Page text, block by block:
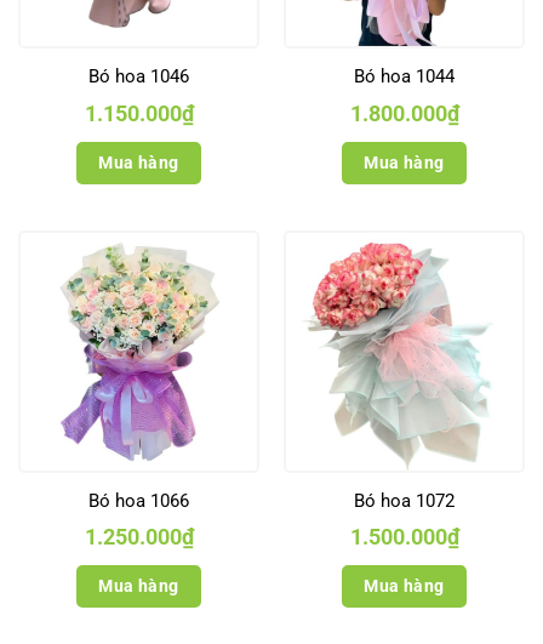
Bó hoa 1046
1.150.000₫
Mua hàng
Bó hoa 1044
1.800.000₫
Mua hàng
Bó hoa 1066
1.250.000₫
Mua hàng
Bó hoa 1072
1.500.000₫
Mua hàng